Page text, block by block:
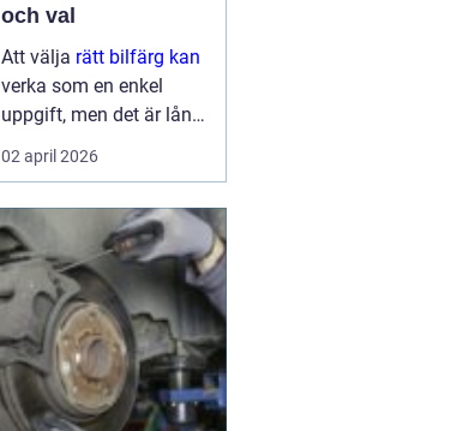
och val
Att välja rätt bilfärg kan
verka som en enkel
uppgift, men det är långt
ifrån bara ett estetiskt
beslut. Färgen på din bil
utseende utan kan också
påver...
02 april 2026